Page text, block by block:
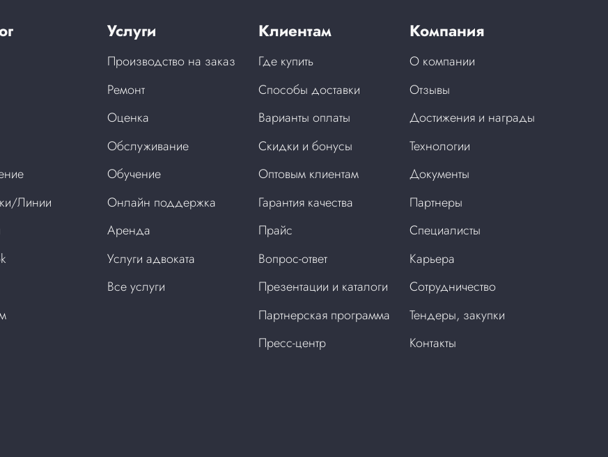
Линии
Услуги
Производство на заказ
Ремонт
Оценка
Обслуживание
Обучение
Онлайн поддержка
Аренда
Услуги адвоката
Все услуги
Клиентам
Где купить
Способы доставки
Варианты оплаты
Скидки и бонусы
Оптовым клиентам
Гарантия качества
Прайс
Вопрос-ответ
Презентации и каталоги
Партнерская программа
Пресс-центр
Компания
О компании
Отзывы
Достижения и награды
Технологии
Документы
Партнеры
Специалисты
Карьера
Сотрудничество
Тендеры, закупки
Контакты